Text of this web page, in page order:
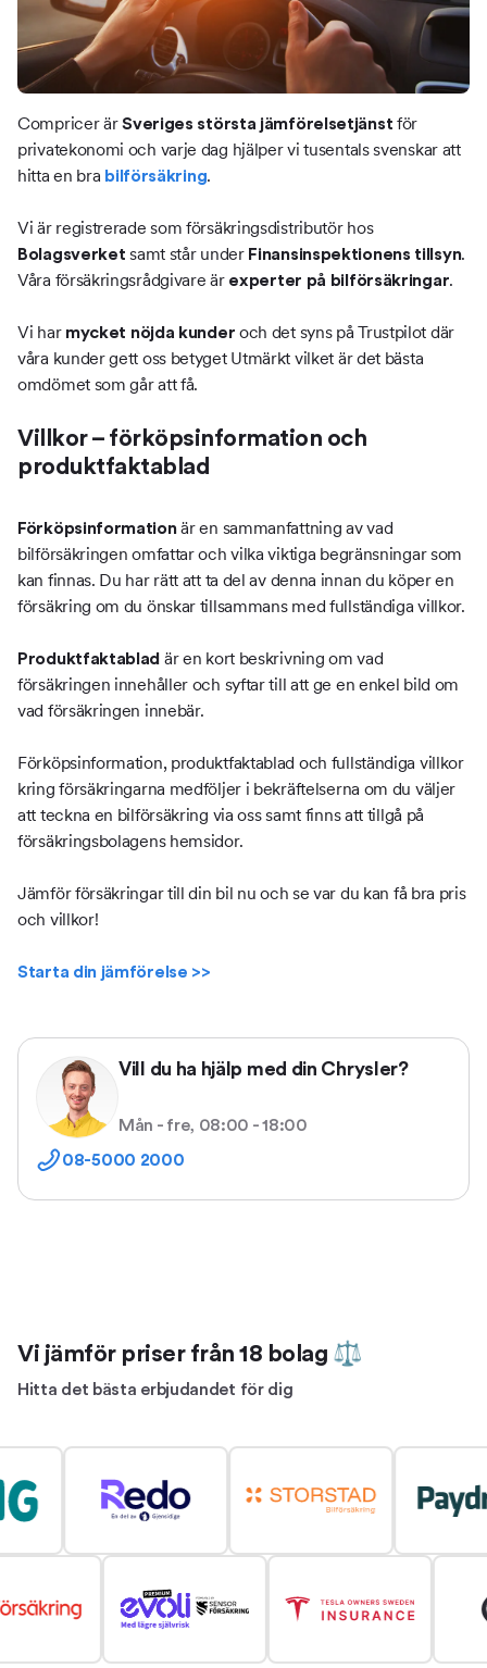
Compricer ärSveriges största jämförelsetjänst för
privatekonomi och varje dag hjälper vi tusentals svenskar att
hitta en bra bilförsäkring.
Vi är registrerade som försäkringsdistributör hos
Bolagsverket samt står under Finansinspektionens tillsyn.
Våra försäkringsrådgivare är experter på bilförsäkringar.
Vi har mycket nöjda kunder och det syns på Trustpilot där
våra kunder gett oss betyget Utmärkt vilket är det bästa
omdömet som går att få.
Villkor – förköpsinformation och
produktfaktablad
Förköpsinformationär en sammanfattning av vad
bilförsäkringen omfattar och vilka viktiga begränsningar som
kan finnas. Du har rätt att ta del av denna innan du köper en
försäkring om du önskar tillsammans med fullständiga villkor.
Produktfaktablad är en kort beskrivning om vad
försäkringen innehåller och syftar till att ge en enkel bild om
vad försäkringen innebär.
Förköpsinformation, produktfaktablad och fullständiga villkor
kring försäkringarna medföljer i bekräftelserna om du väljer
att teckna en bilförsäkring via oss samt finns att tillgå på
försäkringsbolagens hemsidor.
Jämför försäkringar till din bil nu och se var du kan få bra pris
och villkor!
Starta din jämförelse >>
Vill du ha hjälp med din Chrysler?
Mån - fre, 08:00 - 18:00
08-5000 2000
Vi jämför priser från 18 bolag ⚖
Hitta det bästa erbjudandet för dig